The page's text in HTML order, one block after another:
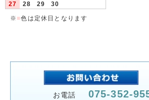
27
28 29
30
※ ■色は定休日となります
お電話 075-352-